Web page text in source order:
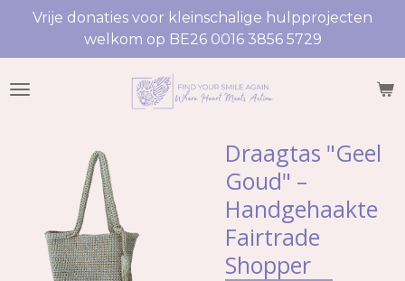
naar
de
Vrije donaties voor kleinschalige hulpprojecten
welkom op BE26 0016 3856 5729
Draagtas "Geel
Goud" –
Handgehaakte
Fairtrade
Shopper